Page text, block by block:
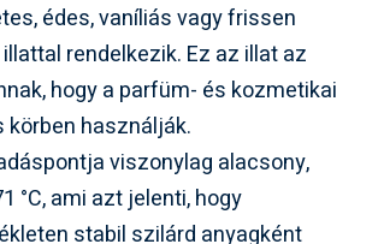
édes, vaníliás vagy frissen
rendelkezik. Ez az illat az
hogy a parfüm- és kozmetikai
körben használják.
viszonylag alacsony,
°C, ami azt jelenti, hogy
stabil szilárd anyagként